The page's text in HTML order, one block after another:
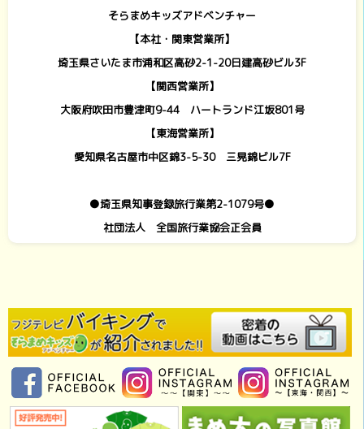
そらまめキッズアドベンチャー
【本社・関東営業所】
埼玉県さいたま市浦和区高砂2-1-20日建高砂ビル3F
【関西営業所】
大阪府吹田市豊津町9-44 ハートランド江坂801号
【東海営業所】
愛知県名古屋市中区錦3-5-30 三晃錦ビル7F
●埼玉県知事登録旅行業第2-1079号●
社団法人 全国旅行業協会正会員